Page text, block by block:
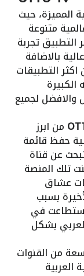
المميزة، حيث
متنوعة
التطبيق تجربة
بالاضافة
التطبيقات
والافضل لجميع
من ابرز
حفظ قائمة
عن قناة
تلك المنصة
عشاق
بسبب
في
بشكل
من القنوات
العربية